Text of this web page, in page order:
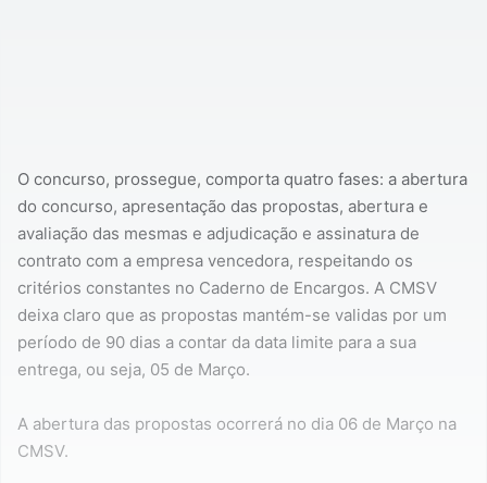
O concurso, prossegue, comporta quatro fases: a abertura
do concurso, apresentação das propostas, abertura e
avaliação das mesmas e adjudicação e assinatura de
contrato com a empresa vencedora, respeitando os
critérios constantes no Caderno de Encargos. A CMSV
deixa claro que as propostas mantém-se validas por um
período de 90 dias a contar da data limite para a sua
entrega, ou seja, 05 de Março.
A abertura das propostas ocorrerá no dia 06 de Março na
CMSV.